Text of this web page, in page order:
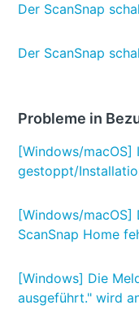
Der ScanSnap
Der ScanSnap
Probleme in
[Windows/macOS]
gestoppt/
[Windows/
ScanSnap Home
[Windows] Die
ausgeführt." wird